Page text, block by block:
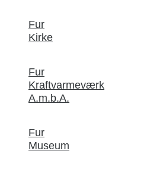
Fur
Kirke
Fur
Kraftvarmeværk
A.m.b.A.
Fur
Museum